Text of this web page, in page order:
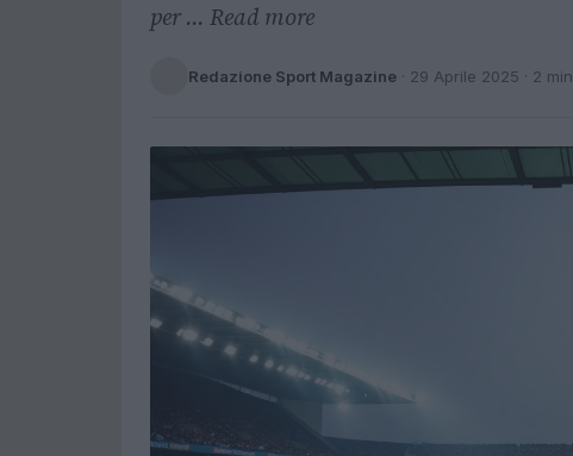
per ... Read more
Redazione Sport Magazine · 29 Aprile 2025 · 2 min